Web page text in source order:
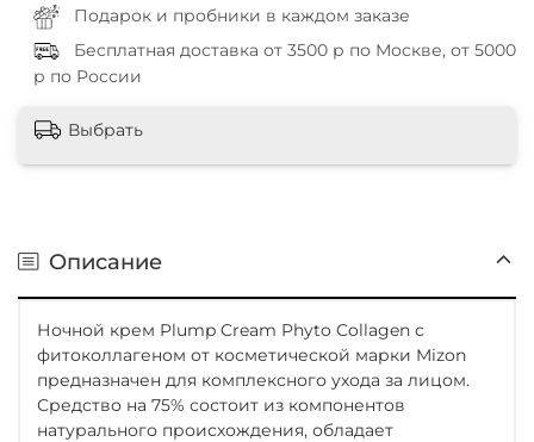
Подарок и пробники в каждом заказе
Бесплатная доставка от 3500 р по Москве, от 5000
р по России
Выбрать
Описание
Ночной крем Plump Cream Phyto Collagen с
фитоколлагеном от косметической марки Mizon
предназначен для комплексного ухода за лицом.
Средство на 75% состоит из компонентов
натурального происхождения, обладает